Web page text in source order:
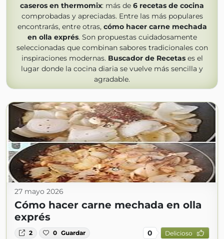
caseros en thermomix: más de 6 recetas de cocina
comprobadas y apreciadas. Entre las más populares
encontrarás, entre otras, cómo hacer carne mechada
en olla exprés. Son propuestas cuidadosamente
seleccionadas que combinan sabores tradicionales con
inspiraciones modernas. Buscador de Recetases el
lugar donde la cocina diaria se vuelve más sencilla y
agradable.
27 mayo 2026
Cómo hacer carne mechada en olla
exprés
2 0 Guardar 0 Delicioso